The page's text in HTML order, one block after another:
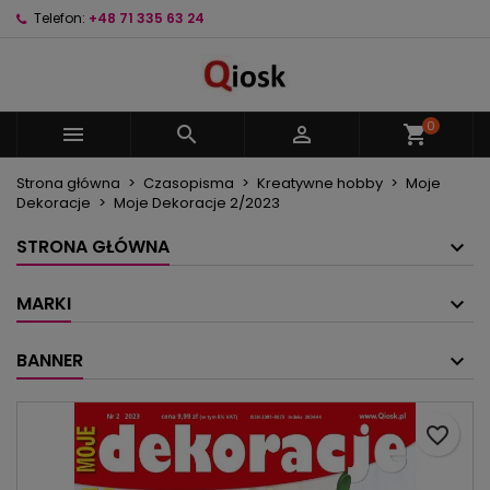
Telefon: +48 71 335 63 24
   shopping_cart0
Strona główna Czasopisma Kreatywne hobby
Moje
Dekoracje
Moje Dekoracje 2/2023
STRONA GŁÓWNA
MARKI
BANNER
favorite_border
Nazwa listy życzeń
Anuluj
Musisz być zalogowany by zapisać produkty na
swojej liście życzeń.
Anuluj Zaloguj się